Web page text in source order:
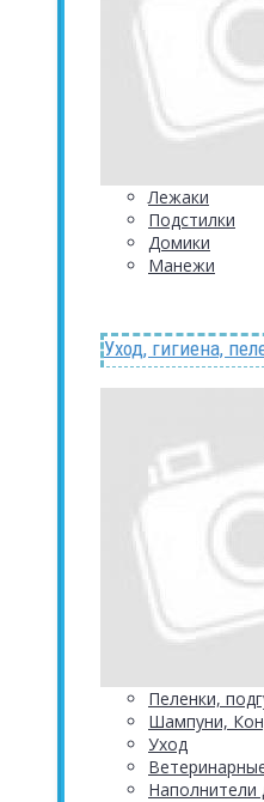
Лежаки
Подстилки
Домики
Манежи
Уход, гигиена,
Пеленки,
Шампуни,
Уход
Наполнители